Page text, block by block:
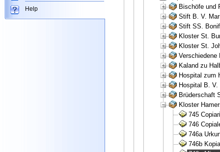
Bischöfe und
Stift B. V.
Stift SS.
Kloster St.
Kloster St.
Kaland zu
Hospital zum
Hospital B. V.
Brüderschaft
Kloster
745
746
746a
746b
Help